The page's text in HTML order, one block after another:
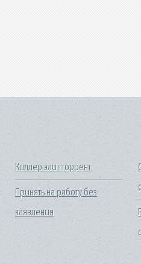
Киллер элит торрент
Принять на работу без
заявления